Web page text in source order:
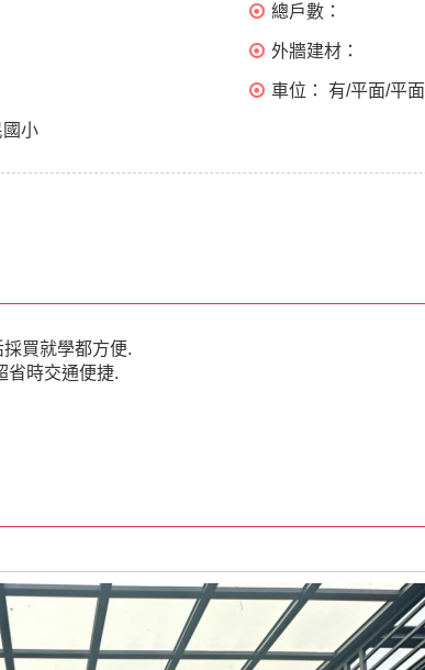
總戶數：
外牆建材：
車位： 有/平面/平面
小
買就學都方便.
省時交通便捷.